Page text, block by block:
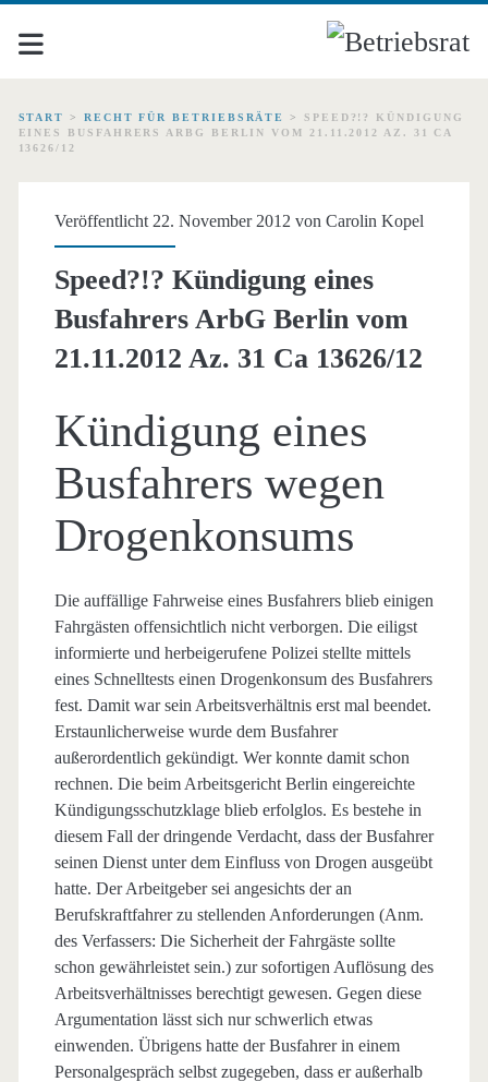
START > RECHT FÜR BETRIEBSRÄTE > SPEED?!? KÜNDIGUNG
EINES BUSFAHRERS ARBG BERLIN VOM 21.11.2012 AZ. 31 CA
13626/12
Veröffentlicht 22. November 2012 von Carolin Kopel
Speed?!? Kündigung eines
Busfahrers ArbG Berlin vom
21.11.2012 Az. 31 Ca 13626/12
Kündigung eines
Busfahrers wegen
Drogenkonsums
Die auffällige Fahrweise eines Busfahrers blieb einigen
Fahrgästen offensichtlich nicht verborgen. Die eiligst
informierte und herbeigerufene Polizei stellte mittels
eines Schnelltests einen Drogenkonsum des Busfahrers
fest. Damit war sein Arbeitsverhältnis erst mal beendet.
Erstaunlicherweise wurde dem Busfahrer
außerordentlich gekündigt. Wer konnte damit schon
rechnen. Die beim Arbeitsgericht Berlin eingereichte
Kündigungsschutzklage blieb erfolglos. Es bestehe in
diesem Fall der dringende Verdacht, dass der Busfahrer
seinen Dienst unter dem Einfluss von Drogen ausgeübt
hatte. Der Arbeitgeber sei angesichts der an
Berufskraftfahrer zu stellenden Anforderungen (Anm.
des Verfassers: Die Sicherheit der Fahrgäste sollte
schon gewährleistet sein.) zur sofortigen Auflösung des
Arbeitsverhältnisses berechtigt gewesen. Gegen diese
Argumentation lässt sich nur schwerlich etwas
einwenden. Übrigens hatte der Busfahrer in einem
Personalgespräch selbst zugegeben, dass er außerhalb